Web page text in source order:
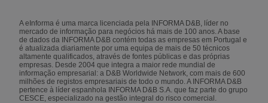
A eInforma é uma marca licenciada pela INFORMA D&B, líder no
mercado de informação para negócios há mais de 100 anos. A base
de dados da INFORMA D&B contém todas as empresas em Portugal e
é atualizada diariamente por uma equipa de mais de 50 técnicos
altamente qualificados, através de fontes públicas e das próprias
empresas. Desde 2004 que integra a maior rede mundial de
informação empresarial: a D&B Worldwide Network, com mais de 600
milhões de registos empresariais de todo o mundo. A INFORMA D&B
pertence à líder espanhola INFORMA D&B S.A. que faz parte do grupo
CESCE, especializado na gestão integral do risco comercial.